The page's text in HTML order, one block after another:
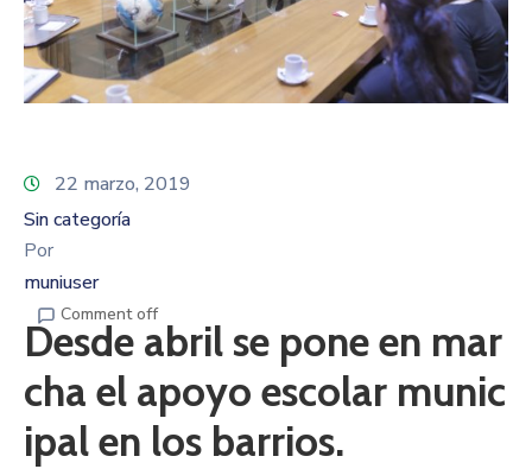
22 marzo, 2019
Sin categoría
Por
muniuser
Comment off
Desde abril se pone en mar
cha el apoyo escolar munic
ipal en los barrios.